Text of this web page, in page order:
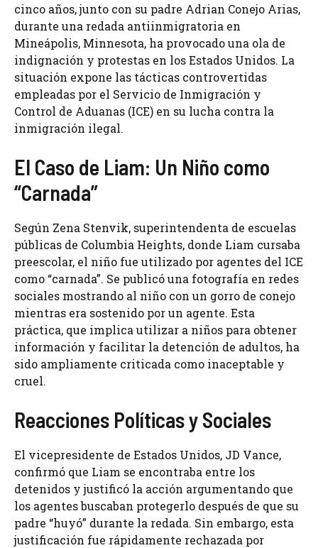
cinco años, junto con su padre Adrian Conejo Arias,
durante una redada antiinmigratoria en
Mineápolis, Minnesota, ha provocado una ola de
indignación y protestas en los Estados Unidos. La
situación expone las tácticas controvertidas
empleadas por el Servicio de Inmigración y
Control de Aduanas (ICE) en su lucha contra la
inmigración ilegal.
El Caso de Liam: Un Niño como
“Carnada”
Según Zena Stenvik, superintendenta de escuelas
públicas de Columbia Heights, donde Liam cursaba
preescolar, el niño fue utilizado por agentes del ICE
como “carnada”. Se publicó una fotografía en redes
sociales mostrando al niño con un gorro de conejo
mientras era sostenido por un agente. Esta
práctica, que implica utilizar a niños para obtener
información y facilitar la detención de adultos, ha
sido ampliamente criticada como inaceptable y
cruel.
Reacciones Políticas y Sociales
El vicepresidente de Estados Unidos, JD Vance,
confirmó que Liam se encontraba entre los
detenidos y justificó la acción argumentando que
los agentes buscaban protegerlo después de que su
padre “huyó” durante la redada. Sin embargo, esta
justificación fue rápidamente rechazada por